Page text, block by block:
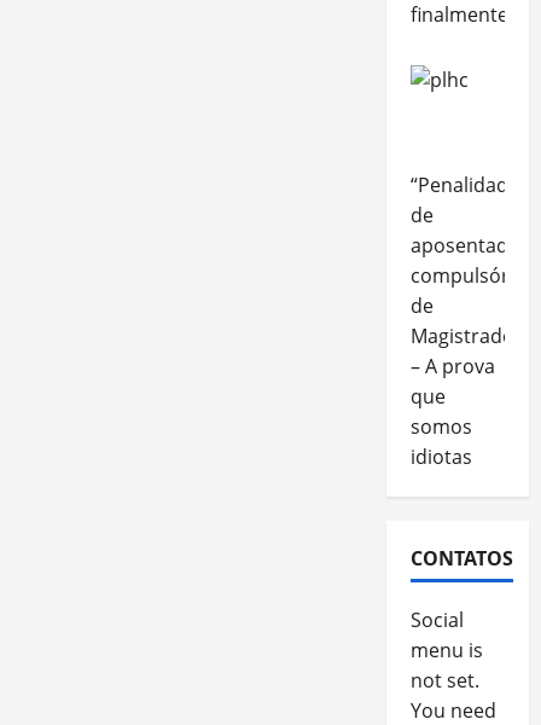
finalmente!
“Penalidade”
de
compulsória
de
Magistrados
– A prova
que
somos
idiotas
CONTATOS
Social
menu is
not set.
You need